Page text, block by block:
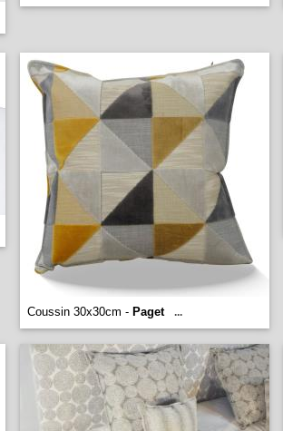
Coussin 30x30cm - Paget ...